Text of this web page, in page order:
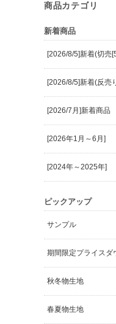
商品カテゴリ
新着商品
[2026/8/5]新着(切売
[2026/8/5]新着(反売
[2026/7月]新着商品
[2026年1月～6月]
[2024年～2025年]
ピックアップ
サンプル
期間限定プライスダ
秋冬物生地
春夏物生地